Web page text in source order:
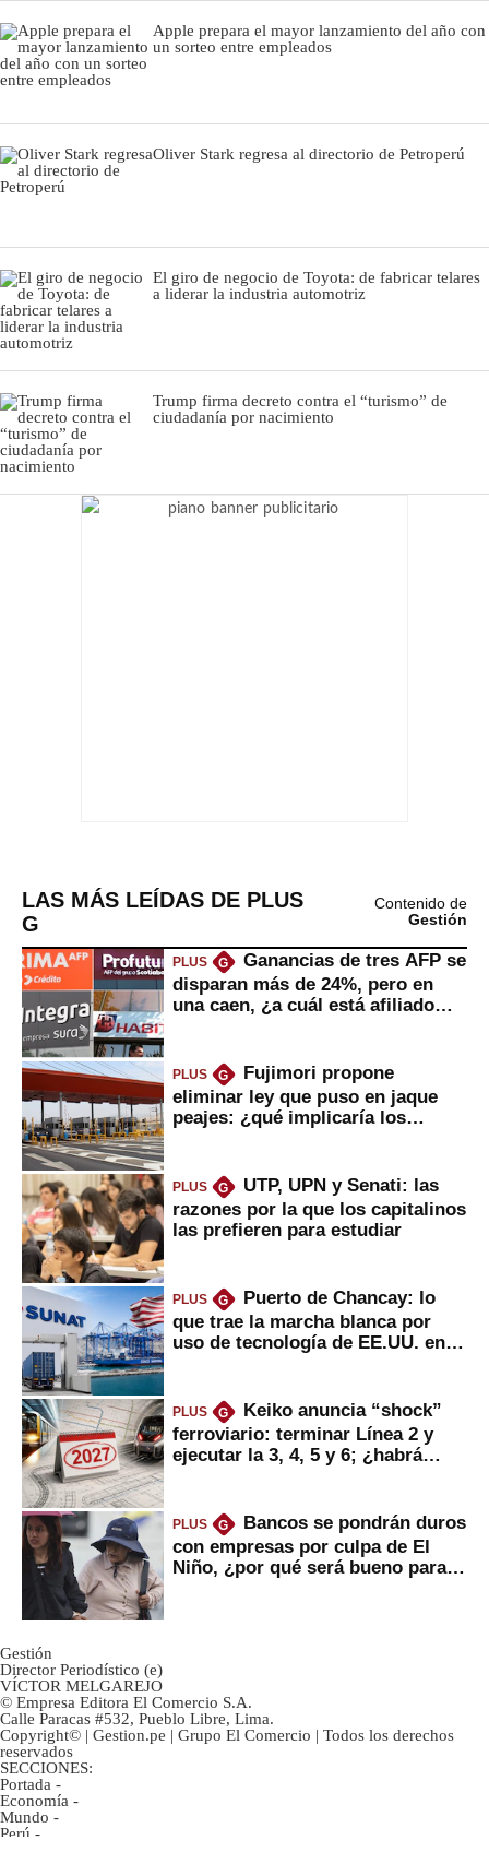
Apple prepara el mayor lanzamiento del año con
un sorteo entre empleados
Oliver Stark regresa al directorio de Petroperú
El giro de negocio de Toyota: de fabricar telares
a liderar la industria automotriz
Trump firma decreto contra el “turismo” de
ciudadanía por nacimiento
LAS MÁS LEÍDAS DE PLUS
G
Contenido de
Gestión
PLUS G
Ganancias de tres AFP se
disparan más de 24%, pero en
una caen, ¿a cuál está afiliado
PLUS G
Fujimori propone
eliminar ley que puso en jaque
peajes: ¿qué implicaría los
PLUS G
UTP, UPN y Senati: las
razones por la que los capitalinos
las prefieren para estudiar
PLUS G
Puerto de Chancay: lo
que trae la marcha blanca por
uso de tecnología de EE.UU. en
PLUS G
Keiko anuncia “shock”
ferroviario: terminar Línea 2 y
ejecutar la 3, 4, 5 y 6; ¿habrá
PLUS G
Bancos se pondrán duros
con empresas por culpa de El
Niño, ¿por qué será bueno para
Gestión
Director Periodístico (e)
VÍCTOR MELGAREJO
© Empresa Editora El Comercio S.A.
Calle Paracas #532, Pueblo Libre, Lima.
Copyright© | Gestion.pe | Grupo El Comercio | Todos los derechos
reservados
SECCIONES:
Portada -
Economía -
Mundo -
Perú -